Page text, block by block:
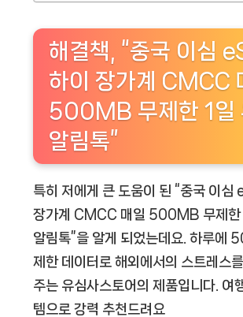
해결책, “중국 이심
하이 장가계 CMCC
500MB 무제한 1일
알림톡”
특히 저에게 큰 도움이 된 “중국 이심
장가계 CMCC 매일 500MB 무제한
알림톡”을 알게 되었는데요. 하루에
제한 데이터로 해외에서의 스트레스
주는 유심사스토어의 제품입니다. 여
템으로 강력 추천드려요